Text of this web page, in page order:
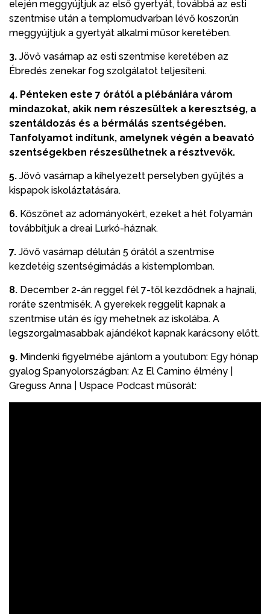
elején meggyújtjuk az első gyertyát, továbbá az esti
szentmise után a templomudvarban lévő koszorún
meggyújtjuk a gyertyát alkalmi műsor keretében.
3. Jövő vasárnap az esti szentmise keretében az
Ébredés zenekar fog szolgálatot teljesíteni.
4. Pénteken este 7 órától a plébániára várom
mindazokat, akik nem részesültek a keresztség, a
szentáldozás és a bérmálás szentségében.
Tanfolyamot indítunk, amelynek végén a beavató
szentségekben részesülhetnek a résztvevők.
5. Jövő vasárnap a kihelyezett perselyben gyűjtés a
kispapok iskoláztatására.
6. Köszönet az adományokért, ezeket a hét folyamán
továbbítjuk a dreai Lurkó-háznak.
7. Jövő vasárnap délután 5 órától a szentmise
kezdetéig szentségimádás a kistemplomban.
8. December 2-án reggel fél 7-től kezdődnek a hajnali,
roráte szentmisék. A gyerekek reggelit kapnak a
szentmise után és így mehetnek az iskolába. A
legszorgalmasabbak ajándékot kapnak karácsony előtt.
9. Mindenki figyelmébe ajánlom a youtubon: Egy hónap
gyalog Spanyolországban: Az El Camino élmény |
Greguss Anna | Uspace Podcast műsorát: